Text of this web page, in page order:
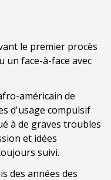
le premier procès
un face-à-face avec
américain de
d'usage compulsif
à de graves troubles
et idées
suivi.
des années des